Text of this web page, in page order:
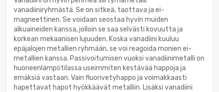
vanadiiniryhmästä. Se on sitkeä, taottava ja ei-
magneettinen. Se voidaan seostaa hyvin muiden
alkuaineiden kanssa, jolloin se saa selvästi kovuutta ja
korkean mekaanisen lujuuden. Koska vanadiini kuuluu
epäjalojen metallien ryhmään, se voi reagoida monien ei-
metallien kanssa. Passivoitumisen vuoksi vanadiinimetalli on
huoneenlämpötilassa useimmiten kestävää happoja ja
emäksiä vastaan. Vain fluorivetyhappo ja voimakkaasti
hapettavat hapot hyökkäävät metalliin. Lisäksi vanadiini